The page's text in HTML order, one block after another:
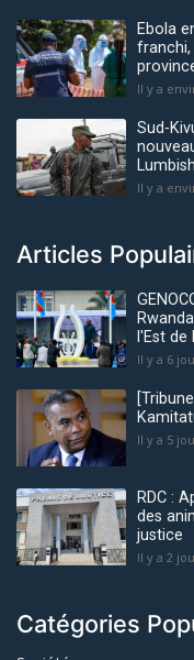
Ebola
franchi,
Il y a
Sud-
Il y a
Articles
l'Est de
Il y a 6
Il y a 5
RDC :
des
justice
Il y a 2
Catégories